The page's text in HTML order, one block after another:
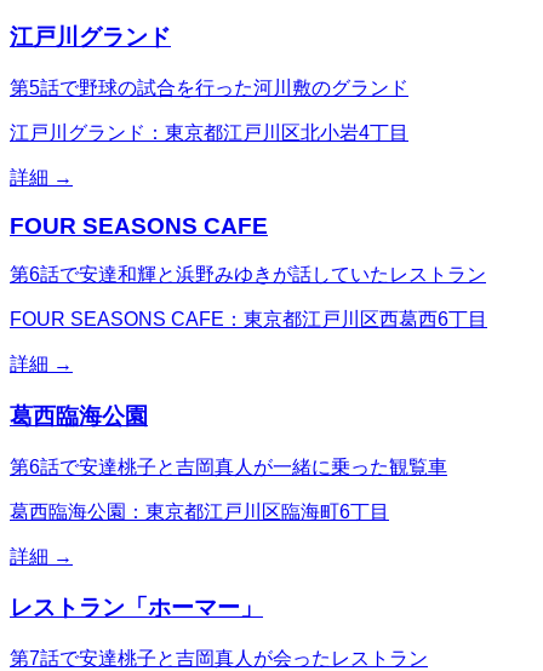
江戸川グランド
第5話で野球の試合を行った河川敷のグランド
江戸川グランド：東京都江戸川区北小岩4丁目
詳細 →
FOUR SEASONS CAFE
第6話で安達和輝と浜野みゆきが話していたレストラン
FOUR SEASONS CAFE：東京都江戸川区西葛西6丁目
詳細 →
葛西臨海公園
第6話で安達桃子と吉岡真人が一緒に乗った観覧車
葛西臨海公園：東京都江戸川区臨海町6丁目
詳細 →
レストラン「ホーマー」
第7話で安達桃子と吉岡真人が会ったレストラン